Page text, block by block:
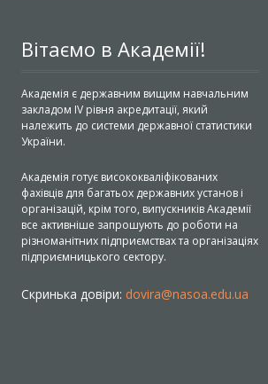
Вітаємо в Академії!
Академія є державним вищим навчальним
закладом IV рівня акредитації, який
належить до системи державної статистики
України.
Академія готує висококваліфікованих
фахівців для багатьох державних установ і
організацій, крім того, випускників Академії
все активніше запрошують до роботи на
різноманітних підприємствах та організаціях
підприємницького сектору.
Скринька довіри: dovira@nasoa.edu.ua